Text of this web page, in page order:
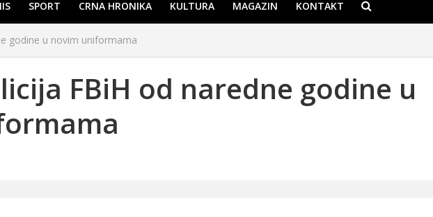
SPORT CRNA HRONIKA KULTURA MAGAZIN KONTAKT
godine u novim uniformama
FBiH od naredne godine u